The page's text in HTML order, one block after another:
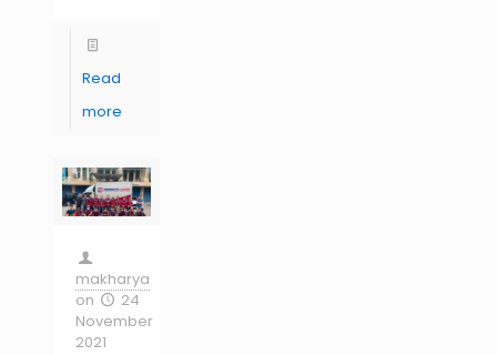
Read
more
makharya
on
24
November
2021